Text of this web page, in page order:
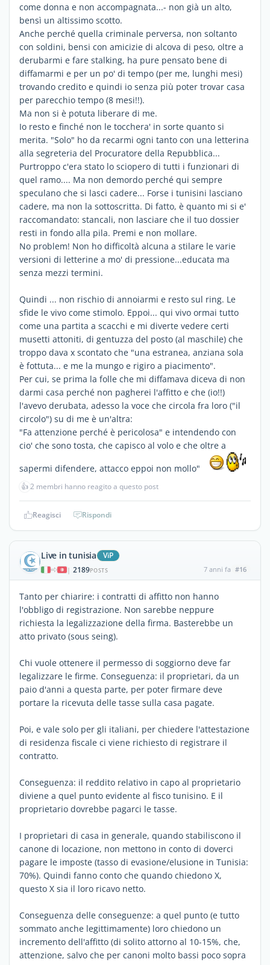
come donna e non accompagnata...- non già un alto,
bensì un altissimo scotto.
Anche perché quella criminale perversa, non soltanto
con soldini, bensi con amicizie di alcova di peso, oltre a
derubarmi e fare stalking, ha pure pensato bene di
diffamarmi e per un po' di tempo (per me, lunghi mesi)
trovando credito e quindi io senza più poter trovar casa
per parecchio tempo (8 mesi!!).
Ma non si è potuta liberare di me.
Io resto e finché non le tocchera' in sorte quanto si
merita. "Solo" ho da recarmi ogni tanto con una letterina
alla segreteria del Procuratore della Repubblica...
Purtroppo c'era stato lo sciopero di tutti i funzionari di
quel ramo.... Ma non demordo perché qui sempre
speculano che si lasci cadere... Forse i tunisini lasciano
cadere, ma non la sottoscritta. Di fatto, è quanto mi si e'
raccomandato: stancali, non lasciare che il tuo dossier
resti in fondo alla pila. Premi e non mollare.
No problem! Non ho difficoltà alcuna a stilare le varie
versioni di letterine a mo' di pressione...educata ma
senza mezzi termini.
Quindi ... non rischio di annoiarmi e resto sul ring. Le
sfide le vivo come stimolo. Eppoi... qui vivo ormai tutto
come una partita a scacchi e mi diverte vedere certi
musetti attoniti, di gentuzza del posto (al maschile) che
troppo dava x scontato che "una estranea, anziana sola
è fottuta... e me la mungo e rigiro a piacimento".
Per cui, se prima la folle che mi diffamava diceva di non
darmi casa perché non pagherei l'affitto e che (io!!)
l'avevo derubata, adesso la voce che circola fra loro ("il
circolo") su di me è un'altra:
"Fa attenzione perché è pericolosa" e intendendo con
cio' che sono tosta, che capisco al volo e che oltre a
sapermi difendere, attacco eppoi non mollo"
👍2 membri hanno reagito a questo post
Reagisci Rispondi
Live in tunisia ViP
| 2189POSTS 7 anni fa #16
Tanto per chiarire: i contratti di affitto non hanno
l'obbligo di registrazione. Non sarebbe neppure
richiesta la legalizzazione della firma. Basterebbe un
atto privato (sous seing).
Chi vuole ottenere il permesso di soggiorno deve far
legalizzare le firme. Conseguenza: il proprietari, da un
paio d'anni a questa parte, per poter firmare deve
portare la ricevuta delle tasse sulla casa pagate.
Poi, e vale solo per gli italiani, per chiedere l'attestazione
di residenza fiscale ci viene richiesto di registrare il
contratto.
Conseguenza: il reddito relativo in capo al proprietario
diviene a quel punto evidente al fisco tunisino. E il
proprietario dovrebbe pagarci le tasse.
I proprietari di casa in generale, quando stabiliscono il
canone di locazione, non mettono in conto di doverci
pagare le imposte (tasso di evasione/elusione in Tunisia:
70%). Quindi fanno conto che quando chiedono X,
questo X sia il loro ricavo netto.
Conseguenza delle conseguenze: a quel punto (e tutto
sommato anche legittimamente) loro chiedono un
incremento dell'affitto (di solito attorno al 10-15%, che,
attenzione, salvo che per canoni molto bassi poco sopra